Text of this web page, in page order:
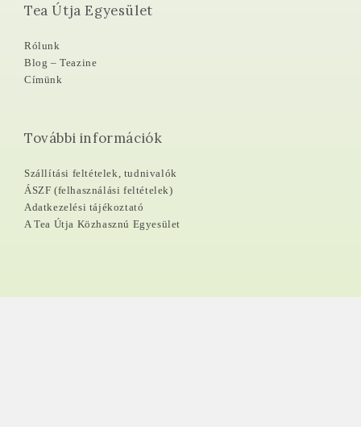
Tea Útja Egyesület
Rólunk
Blog – Teazine
Címünk
További információk
Szállítási feltételek, tudnivalók
ÁSZF (felhasználási feltételek)
Adatkezelési tájékoztató
A Tea Útja Közhasznú Egyesület